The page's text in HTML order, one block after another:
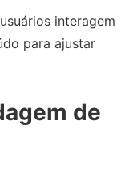
interagem
para ajustar
de